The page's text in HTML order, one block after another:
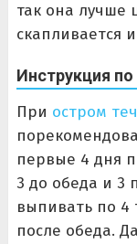
так она лучше
скапливается
Инструкция
При остром
первые 4 дня
3 до обеда и 3
выпивать по 4
после обеда.